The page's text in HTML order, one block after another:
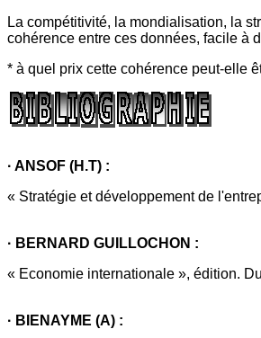
La compétitivité, la mondialisation, la
cohérence entre ces données, facile à
* à quel prix cette cohérence peut-elle
· ANSOF (H.T) :
« Stratégie et développement de
· BERNARD GUILLOCHON :
« Economie internationale », édition.
· BIENAYME (A) :